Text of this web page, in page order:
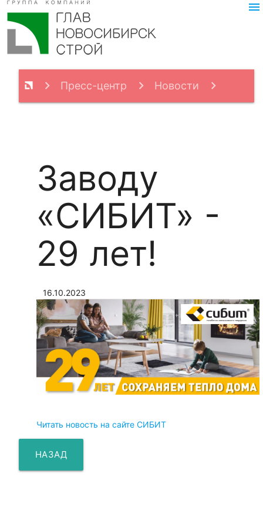
menu
Пресс-центр Новости
Заводу
«СИБИТ» -
29 лет!
16.10.2023
Читать новость на сайте СИБИТ
НАЗАД